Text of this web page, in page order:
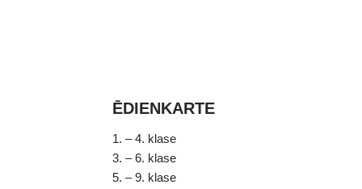
ĒDIENKARTE
1. – 4. klase
3. – 6. klase
5. – 9. klase